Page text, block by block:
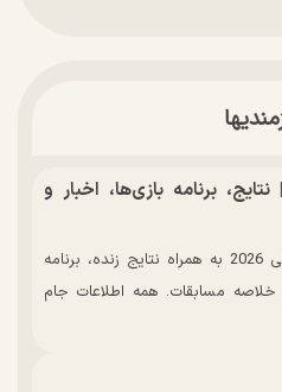
جدول جام جهانی 2026 | نتایج، برنامه بازی‌ها، اخبار و
مشاهده جدول کامل جام جهانی 2026 به همراه نتایج زنده، برنامه
خلاصه مسابقات. همه اطلاعات جام